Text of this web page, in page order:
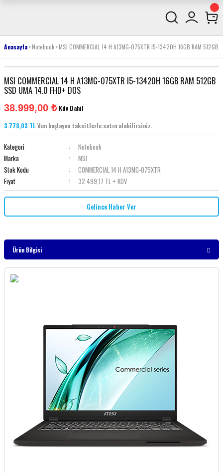
Anasayfa Notebook MSI COMMERCIAL 14 H A13MG-075XTR I5-13420H 16GB RAM 512GB
MSI COMMERCIAL 14 H A13MG-075XTR I5-13420H 16GB RAM 512GB
SSD UMA 14.0 FHD+ DOS
38.999,00 ₺ Kdv Dahil
3.778,03 TL'den başlayan taksitlerle satın alabilirsiniz.
Kategori
Notebook
Marka
MSI
Stok Kodu
COMMERCIAL 14 H A13MG-075XTR
Fiyat
32.499,17 TL + KDV
Gelince Haber Ver
Ürün Bilgisi